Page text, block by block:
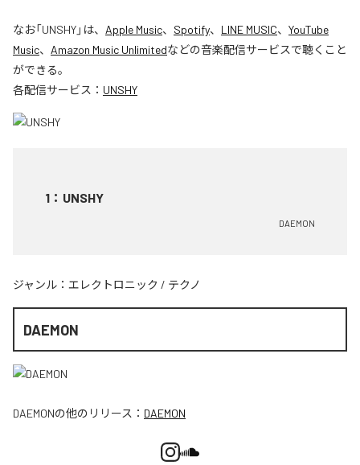
なお「UNSHY」は、 Apple Music、 Spotify、 LINE MUSIC、 YouTube
Music、 Amazon Music Unlimitedなどの音楽配信サービスで聴くこと
ができる。
各配信サービス： UNSHY
1 ： UNSHY
DAEMON
ジャンル： エレクトロニック / テクノ
DAEMON
DAEMONの他のリリース： DAEMON